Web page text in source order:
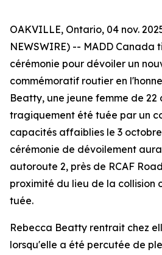
OAKVILLE, Ontario, 04 nov.
NEWSWIRE) -- MADD Canada
cérémonie pour dévoiler un
commémoratif routier en
Beatty, une jeune femme de 22
tragiquement été tuée par un
capacités affaiblies le 3
cérémonie de dévoilement
autoroute 2, près de RCAF
proximité du lieu de la collision
tuée.
Rebecca Beatty rentrait chez
lorsqu'elle a été percutée de